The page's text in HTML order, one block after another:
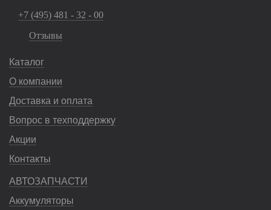
+7 (495) 481 - 32 - 00
Отзывы
Каталог
О компании
Доставка и оплата
Вопрос в техподдержку
Акции
Контакты
АВТОЗАПЧАСТИ
Аккумуляторы